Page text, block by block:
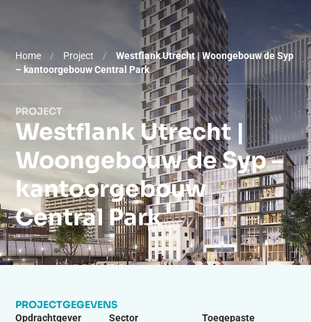
Home / Project /
Westflank Utrecht | Woongebouw de Syp
– kantoorgebouw Central Park
PROJECT
Westflank Utrecht |
Woongebouw de Syp –
kantoorgebouw
Central Park
PROJECTGEGEVENS
Opdrachtgever Sector
Toegepaste